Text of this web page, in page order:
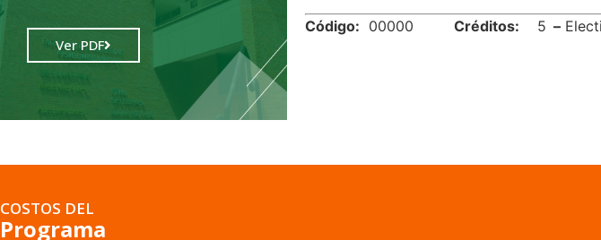
Ver PDF
Código: 00000 Créditos: 5 –
COSTOS DEL
Programa